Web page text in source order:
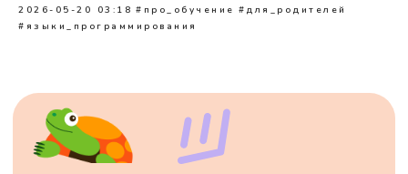
2026-05-20 03:18 #про_обучение #для_родителей
#языки_программирования